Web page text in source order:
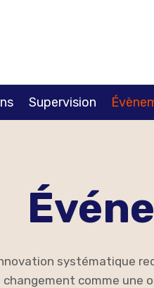
Supervision
systématique
changement comme une